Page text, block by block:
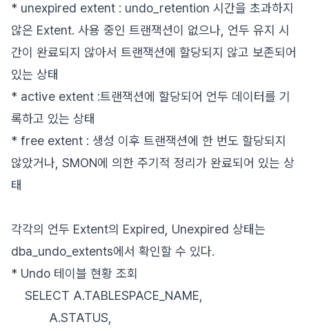
* unexpired extent : undo_retention 시간을 초과하지
않은 Extent. 사용 중인 트랜잭션이 없으나, 언두 유지 시
간이 완료되지 않아서 트랜잭션에 할당되지 않고 보존되어
있는 상태
* active extent :트랜잭션에 할당되어 언두 데이터를 기
록하고 있는 상태
* free extent : 생성 이후 트랜잭션에 한 번도 할당되지
않았거나, SMON에 의한 주기적 정리가 완료되어 있는 상
태
각각의 언두 Extent의 Expired, Unexpired 상태는
dba_undo_extents에서 확인할 수 있다.
* Undo 테이블 현황 조회
SELECT A.TABLESPACE_NAME,
A.STATUS,